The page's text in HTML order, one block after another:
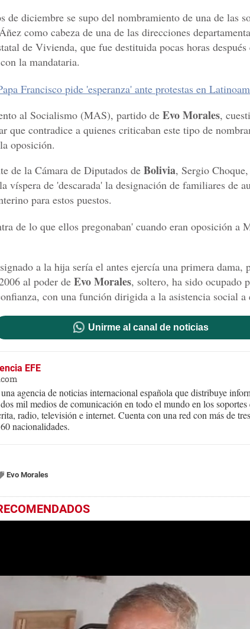
de diciembre se supo del nombramiento de una de las
como cabeza de una de las direcciones
de Vivienda, que fue destituida pocas horas después
la mandataria.
Francisco pide 'esperanza' ante protestas en
al Socialismo (MAS), partido de Evo Morales,
que contradice a quienes criticaban este tipo de
oposición.
de la Cámara de Diputados de Bolivia, Sergio
víspera de 'descarada' la designación de familiares de
para estos puestos.
de lo que ellos pregonaban' cuando eran oposición a
a la hija sería el antes ejercía una primera dama,
al poder de Evo Morales, soltero, ha sido ocupado
con una función dirigida a la asistencia social a
Unirme al canal de noticias
EFE
agencia de noticias internacional española que distribuye
mil medios de comunicación en todo el mundo en los soportes
radio, televisión e internet. Cuenta con una red con más de
nacionalidades.
Evo Morales